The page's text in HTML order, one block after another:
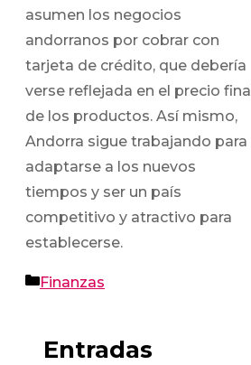
asumen los negocios
andorranos por cobrar con
tarjeta de crédito, que debería
verse reflejada en el precio final
de los productos. Así mismo,
Andorra sigue trabajando para
adaptarse a los nuevos
tiempos y ser un país
competitivo y atractivo para
establecerse.
Categorías
Finanzas
Entradas